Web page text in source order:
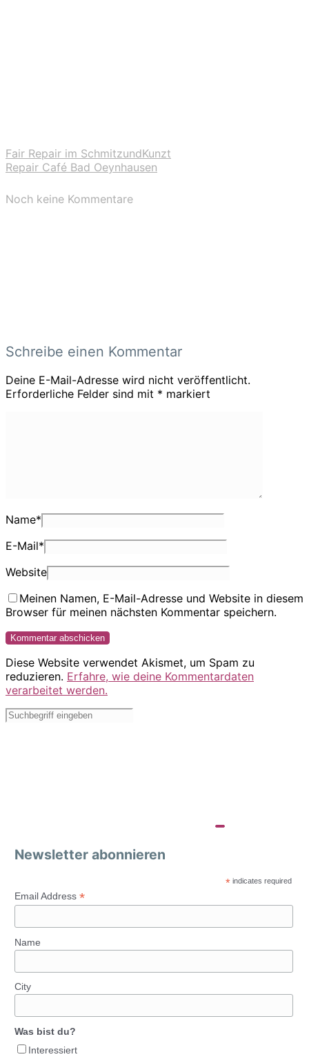
Fair Repair im SchmitzundKunzt
Repair Café Bad Oeynhausen
Noch keine Kommentare
Schreibe einen Kommentar
Deine E-Mail-Adresse wird nicht veröffentlicht.
Erforderliche Felder sind mit * markiert
Name*
E-Mail*
Website
Meinen Namen, E-Mail-Adresse und Website in diesem
Browser für meinen nächsten Kommentar speichern.
Diese Website verwendet Akismet, um Spam zu
reduzieren. Erfahre, wie deine Kommentardaten
verarbeitet werden.
Newsletter abonnieren
* indicates required
Email Address *
Name
City
Was bist du?
Interessiert